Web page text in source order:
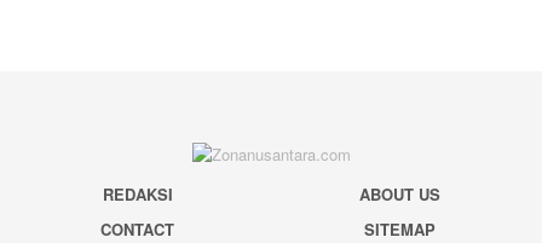
REDAKSI
ABOUT US
CONTACT
SITEMAP